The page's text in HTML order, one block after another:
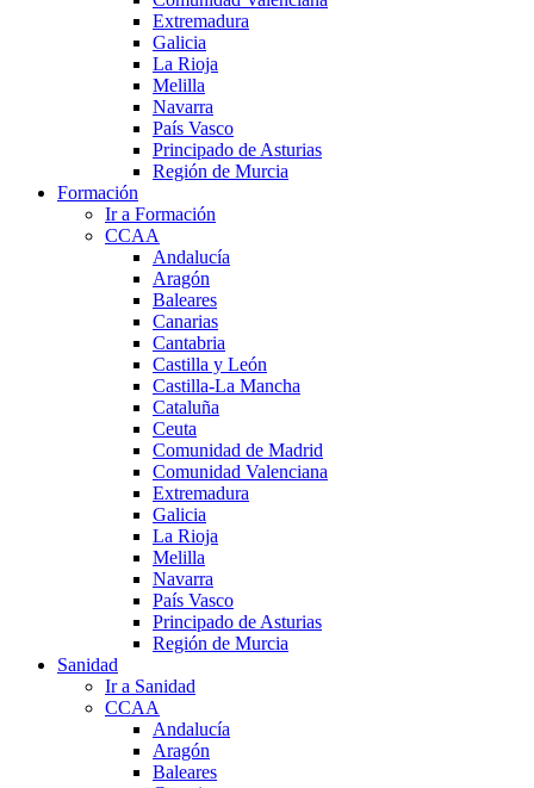
Extremadura
Galicia
La Rioja
Melilla
Navarra
País Vasco
Principado de Asturias
Región de Murcia
Formación
Ir a Formación
CCAA
Andalucía
Aragón
Baleares
Canarias
Cantabria
Castilla y León
Castilla-La Mancha
Cataluña
Ceuta
Comunidad de Madrid
Comunidad Valenciana
Extremadura
Galicia
La Rioja
Melilla
Navarra
País Vasco
Principado de Asturias
Región de Murcia
Sanidad
Ir a Sanidad
CCAA
Andalucía
Aragón
Baleares